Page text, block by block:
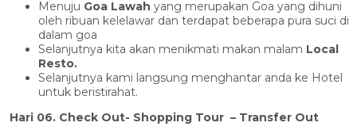
Menuju Goa Lawah yang merupakan Goa yang dihuni
oleh ribuan kelelawar dan terdapat beberapa pura suci di
dalam goa
Selanjutnya kita akan menikmati makan malam Local
Resto.
Selanjutnya kami langsung menghantar anda ke Hotel
untuk beristirahat.
Hari 06. Check Out- Shopping Tour – Transfer Out